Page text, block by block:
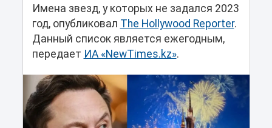
Имена звезд, у которых не задался 2023
год, опубликовал The Hollywood Reporter.
Данный список является ежегодным,
передает ИА «NewTimes.kz».